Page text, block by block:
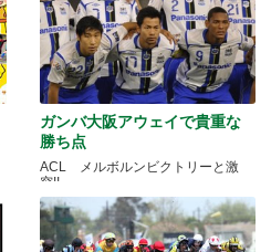
ガンバ大阪アウェイで貴重な
勝ち点
ACL メルボルンビクトリーと激
突!!